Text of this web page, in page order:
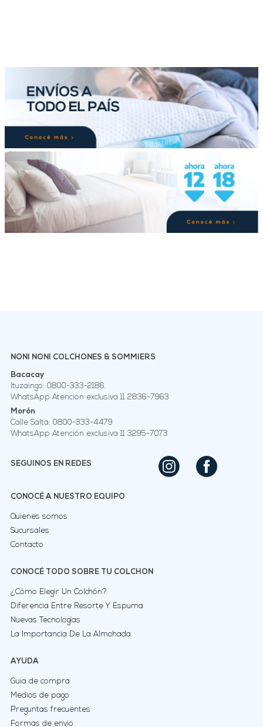
20 %
33 cm Resortes 2 Lados
Colchon y Sommier 2
Plazas ( 130 x 190 cm )
Kingkoil Kingsbury
Una base de gran equilibrio debido a
su estructura de resortes Pocket, se
conjuga con el encanto de una base
suave, ofre...
No Disponible
-44 %
Colchón y Sommier
Atmosphere Suavestar
100 X 190 cm
00
875.978 00
Agregar Al Carrito
NONI NONI COLCHONES & SOMMIERS
WhatsApp Atencion exclusiva 11 2836-7963
Morón
Calle Salta: 0800-333-4479
WhatsApp Atención exclusiva 11 3295-7073